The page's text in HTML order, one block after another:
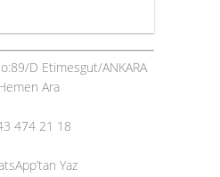
D Etimesgut/ANKARA
Ara
474 21 18
Yaz